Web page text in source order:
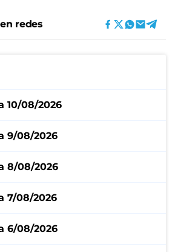
redes
10/08/2026
9/08/2026
8/08/2026
7/08/2026
6/08/2026